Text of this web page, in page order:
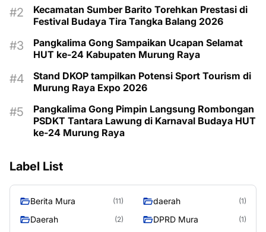
Kecamatan Sumber Barito Torehkan Prestasi di
Festival Budaya Tira Tangka Balang 2026
Pangkalima Gong Sampaikan Ucapan Selamat
HUT ke-24 Kabupaten Murung Raya
Stand DKOP tampilkan Potensi Sport Tourism di
Murung Raya Expo 2026
Pangkalima Gong Pimpin Langsung Rombongan
PSDKT Tantara Lawung di Karnaval Budaya HUT
ke-24 Murung Raya
Label List
Berita Mura (11) daerah (1)
Daerah (2) DPRD Mura (1)